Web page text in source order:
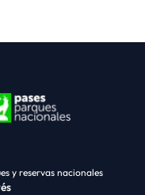
y reservas nacionales